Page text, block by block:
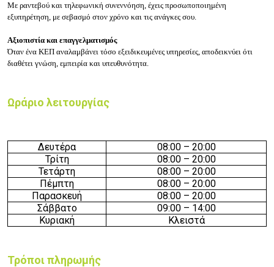
Με ραντεβού και τηλεφωνική συνεννόηση, έχεις προσωποποιημένη
εξυπηρέτηση, με σεβασμό στον χρόνο και τις ανάγκες σου.
Αξιοπιστία και επαγγελματισμός
Όταν ένα ΚΕΠ αναλαμβάνει τόσο εξειδικευμένες υπηρεσίες, αποδεικνύει ότι
διαθέτει γνώση, εμπειρία και υπευθυνότητα.
Ωράριο λειτουργίας
Δευτέρα 08:00 – 20:00
Τρίτη
08:00 – 20:00
Τετάρτη
08:00 – 20:00
Πέμπτη
08:00 – 20:00
Παρασκευή
08:00 – 20:00
Σάββατο
09:00 – 14:00
Κυριακή
Κλειστά
Τρόποι πληρωμής